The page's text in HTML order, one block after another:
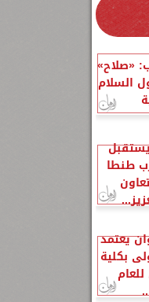
«صلاح»
السلام
طنطا
يعتمد
بكلية